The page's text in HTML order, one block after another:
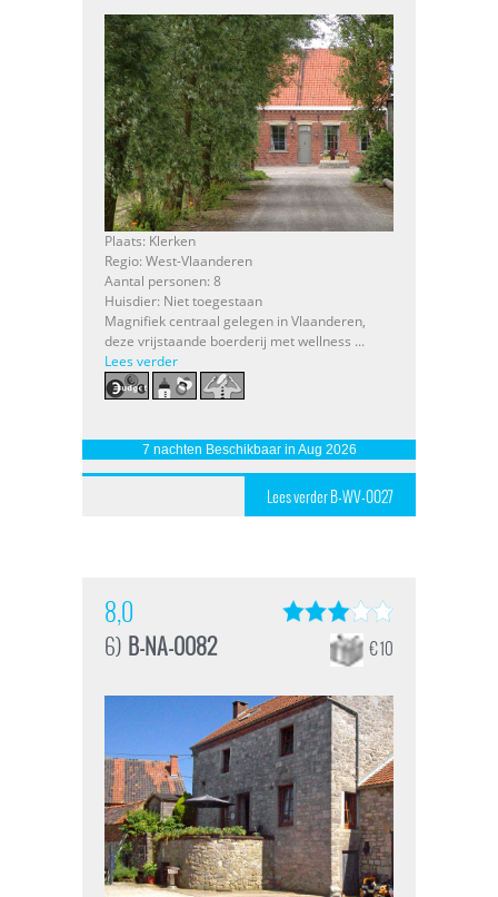
Plaats: Klerken
Regio: West-Vlaanderen
Aantal personen: 8
Huisdier: Niet toegestaan
Magnifiek centraal gelegen in Vlaanderen,
deze vrijstaande boerderij met wellness ...
Lees verder
7 nachten Beschikbaar in Aug 2026
Lees verder B-WV-0027
8,0
6) B-NA-0082 € 10